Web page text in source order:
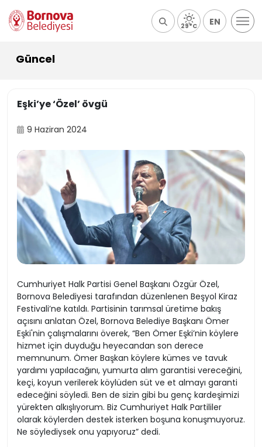
29°C EN
Güncel
Eşki’ye ‘Özel’ övgü
9 Haziran 2024
Cumhuriyet Halk Partisi Genel Başkanı Özgür Özel,
Bornova Belediyesi tarafından düzenlenen Beşyol Kiraz
Festivali’ne katıldı. Partisinin tarımsal üretime bakış
açısını anlatan Özel, Bornova Belediye Başkanı Ömer
Eşki'nin çalışmalarını överek, “Ben Ömer Eşki’nin köylere
hizmet için duyduğu heyecandan son derece
memnunum. Ömer Başkan köylere kümes ve tavuk
yardımı yapılacağını, yumurta alım garantisi vereceğini,
keçi, koyun verilerek köylüden süt ve et almayı garanti
edeceğini söyledi. Ben de sizin gibi bu genç kardeşimizi
yürekten alkışlıyorum. Biz Cumhuriyet Halk Partililer
olarak köylerden destek isterken boşuna konuşmuyoruz.
Ne söylediysek onu yapıyoruz” dedi.